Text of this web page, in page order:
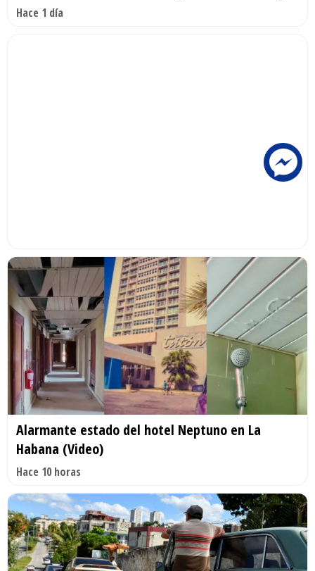
Hace 1 día
Alarmante estado del hotel Neptuno en La
Habana (Video)
Hace 10 horas